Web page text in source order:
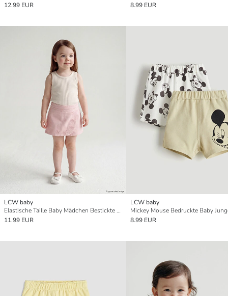
12.99 EUR
8.99 EUR
LCW baby
Elastische Taille Baby Mädchen Bestickte Gabardine Shorts
11.99 EUR
LCW baby
8.99 EUR